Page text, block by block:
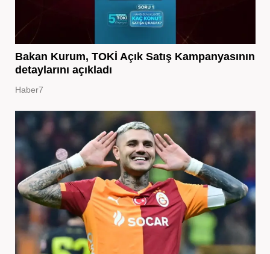
Bakan Kurum, TOKİ Açık Satış Kampanyasının
detaylarını açıkladı
Haber7